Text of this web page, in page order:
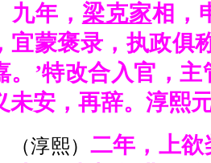
年， 梁克家相，
宜蒙褒录，执政俱
’特改合入官，
未安，再辞。淳熙
（淳熙） 二年，上